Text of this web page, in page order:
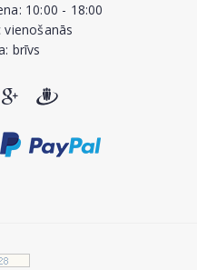
10:00 - 18:00
vienošanās
brīvs